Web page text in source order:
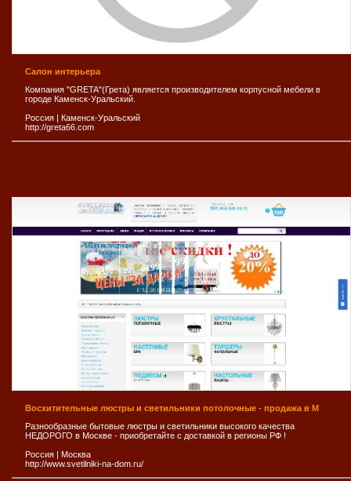
Салон интерьера
Компания "GRETA"(Грета) является производителем корпусной мебели в
городе Каменск-Уральский.
Россия
Каменск-Уральский
http://greta66.com
Восхитительные люстры и светильники потолочные - продажа в М
Разнообразные бытовые люстры и светильники высокого качества
НЕДОРОГО в Москве - приобретайте с доставкой в регионы РФ !
Россия | Москва
http://www.svetilniki-na-dom.ru/